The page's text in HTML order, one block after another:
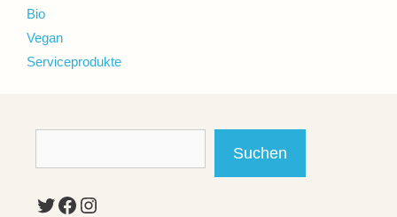
Bio
Vegan
Serviceprodukte
Suchen
Twitter
Facebook
Instagram